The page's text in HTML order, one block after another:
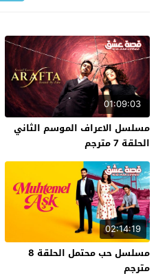
01:09:03
مسلسل الاعراف الموسم الثاني
الحلقة 7 مترجم
02:14:19
مسلسل حب محتمل الحلقة 8
مترجم